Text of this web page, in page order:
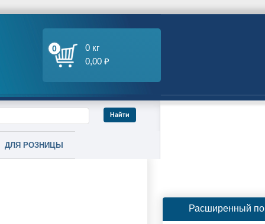
0
0 кг
0,00 ₽
ДЛЯ РОЗНИЦЫ
Расширенный